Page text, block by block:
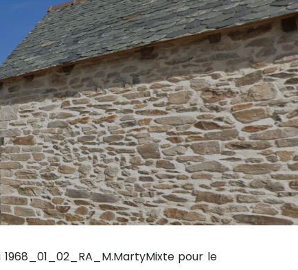
pour le